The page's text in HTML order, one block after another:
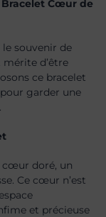
Cœur de
le souvenir de
d’être
ce bracelet
garder une
cœur doré, un
Ce cœur n’est
et précieuse